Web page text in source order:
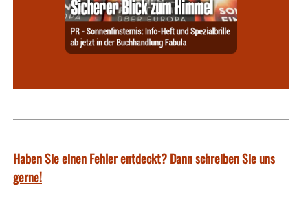
Haben Sie einen Fehler entdeckt? Dann schreiben Sie uns
gerne!